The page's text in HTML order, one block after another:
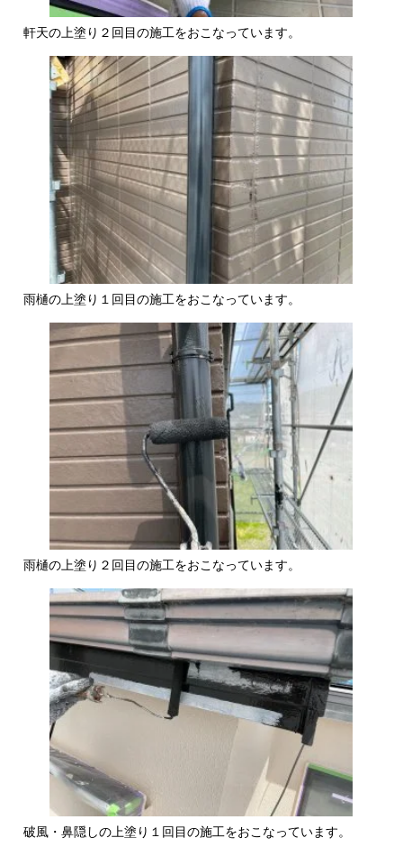
軒天の上塗り２回目の施工をおこなっています。
雨樋の上塗り１回目の施工をおこなっています。
雨樋の上塗り２回目の施工をおこなっています。
破風・鼻隠しの上塗り１回目の施工をおこなっています。